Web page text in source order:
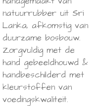
natuurrubber uit Sri
Lanka, afkomstig van
duurzame bosbouw.
Zorgvuldig met de
hand gebeeldhouwd &
handbeschilderd met
kleurstoffen van
voedingskwaliteit.